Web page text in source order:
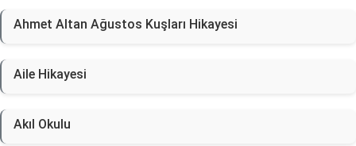
Ahmet Altan Ağustos Kuşları Hikayesi
Aile Hikayesi
Akıl Okulu